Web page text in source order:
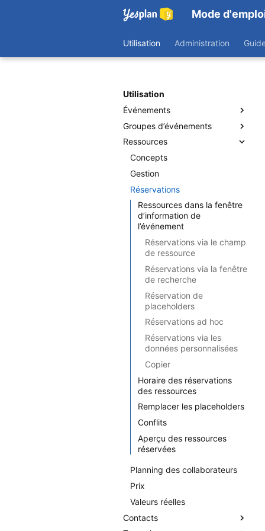
Mode
Utilisation Administration
Utilisation
Événements
Concepts
Calendrier des événements
Commandes de base
Fenêtre d’information
Fenêtre de recherche
Disponibilité
Groupes d’événements
Démarrer
Commandes
Exemple
Ressources
Concepts
Gestion
Réservations
Ressources dans la fenêtre
d’information de
l’événement
Réservations via le champ
de ressource
Réservations via la fenêtre
de recherche
Réservation de
placeholders
Réservations ad hoc
Réservations via les
données personnalisées
Copier
Horaire des réservations
des ressources
Remplacer les placeholders
Conflits
Aperçu des ressources
réservées
Planning des collaborateurs
Prix
Valeurs réelles
Contacts